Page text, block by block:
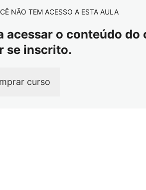
NÃO TEM ACESSO A ESTA AULA
acessar o conteúdo
se inscrito.
curso